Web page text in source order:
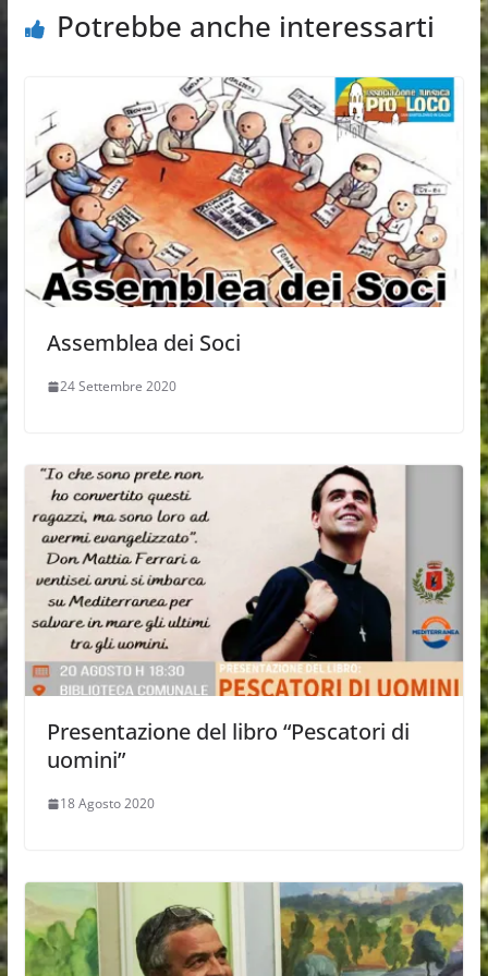
Potrebbe anche interessarti
Assemblea dei Soci
24 Settembre 2020
Presentazione del libro “Pescatori di
uomini”
18 Agosto 2020